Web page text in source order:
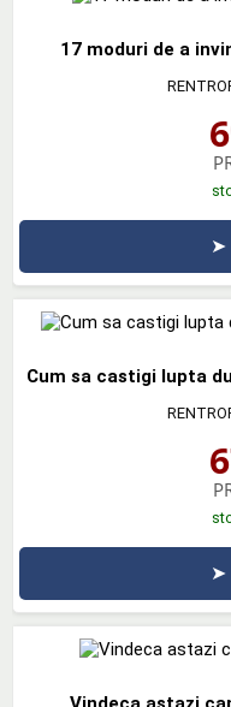
17 moduri de a
➤
Cum sa castigi lupta
➤